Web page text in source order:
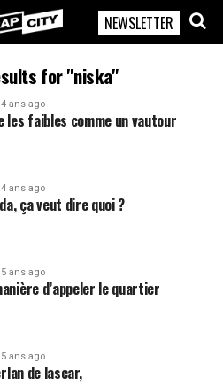
RapCity
NEWSLETTER
for "niska"
4 ans ago
les faibles comme un vautour
4 ans ago
ça veut dire quoi ?
5 ans ago
d’appeler le quartier
5 ans ago
de lascar,